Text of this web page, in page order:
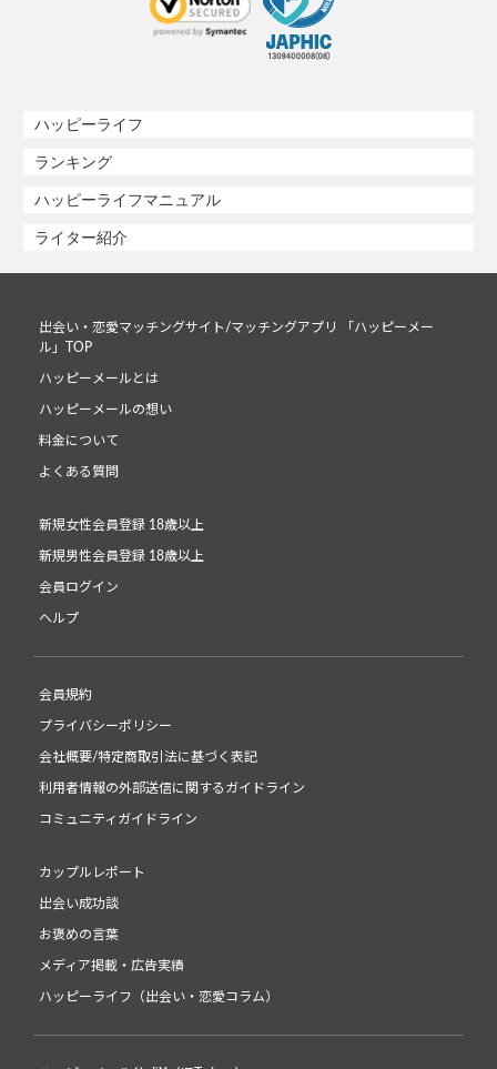
ハッピーライフ
ランキング
ハッピーライフマニュアル
ライター紹介
出会い・恋愛マッチングサイト/マッチングアプリ 「ハッピーメー
ル」TOP
ハッピーメールとは
ハッピーメールの想い
料金について
よくある質問
新規女性会員登録 18歳以上
新規男性会員登録 18歳以上
会員ログイン
ヘルプ
会員規約
プライバシーポリシー
会社概要/特定商取引法に基づく表記
利用者情報の外部送信に関するガイドライン
コミュニティガイドライン
カップルレポート
出会い成功談
お褒めの言葉
メディア掲載・広告実績
ハッピーライフ（出会い・恋愛コラム）